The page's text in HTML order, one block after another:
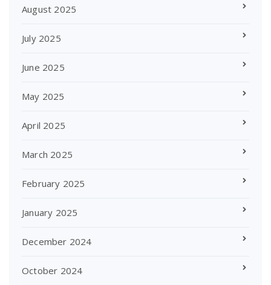
August 2025
July 2025
June 2025
May 2025
April 2025
March 2025
February 2025
January 2025
December 2024
October 2024